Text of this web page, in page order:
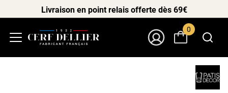
Livraison en point relais offerte dès 69€
0